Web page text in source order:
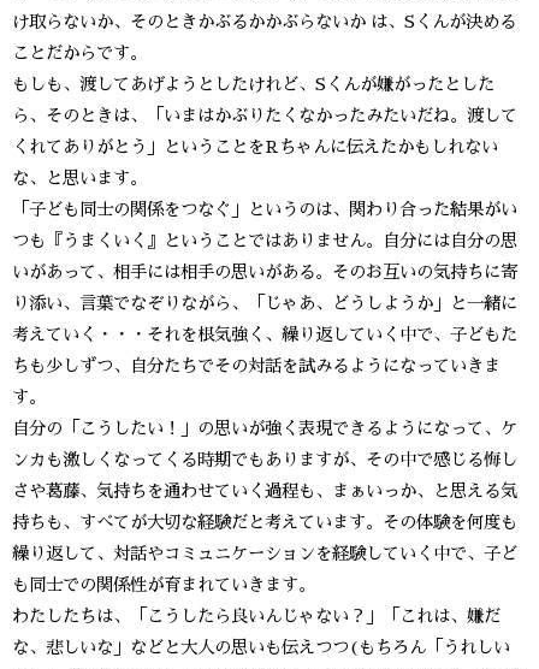
け取らないか、そのときかぶるかかぶらないか は、Sくんが決める
ことだからです。
もしも、渡してあげようとしたけれど、Sくんが嫌がったとした
ら、そのときは、「いまはかぶりたくなかったみたいだね。渡して
くれてありがとう」ということをRちゃんに伝えたかもしれない
な、と思います。
「子ども同士の関係をつなぐ」というのは、関わり合った結果がい
つも『うまくいく』ということではありません。自分には自分の思
いがあって、相手には相手の思いがある。そのお互いの気持ちに寄
り添い、言葉でなぞりながら、「じゃあ、どうしようか」と一緒に
考えていく・・・それを根気強く、繰り返していく中で、子どもた
ちも少しずつ、自分たちでその対話を試みるようになっていきま
す。
自分の「こうしたい！」の思いが強く表現できるようになって、ケ
ンカも激しくなってくる時期でもありますが、その中で感じる悔し
さや葛藤、気持ちを通わせていく過程も、まぁいっか、と思える気
持ちも、すべてが大切な経験だと考えています。その体験を何度も
繰り返して、対話やコミュニケーションを経験していく中で、子ど
も同士での関係性が育まれていきます。
わたしたちは、「こうしたら良いんじゃない？」「これは、嫌だ
な、悲しいな」などと大人の思いも伝えつつ(もちろん「うれしい